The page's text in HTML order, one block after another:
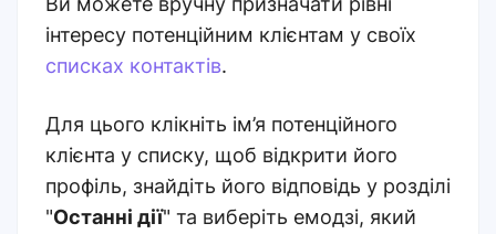
інтересу потенційним клієнтам у своїх
списках контактів.
Для цього клікніть ім’я потенційного
клієнта у списку, щоб відкрити його
профіль, знайдіть його відповідь у розділі
"Останні дії" та виберіть емодзі, який